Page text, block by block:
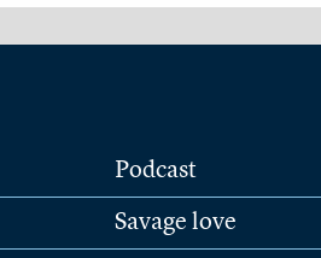
Podcast
Savage love